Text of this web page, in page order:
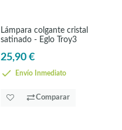
Lámpara colgante cristal
satinado - Eglo Troy3
25,90 €
Envío Inmediato
Comparar